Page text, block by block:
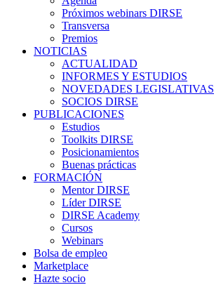
Próximos webinars DIRSE
Transversa
Premios
NOTICIAS
ACTUALIDAD
INFORMES Y ESTUDIOS
NOVEDADES LEGISLATIVAS
SOCIOS DIRSE
PUBLICACIONES
Estudios
Toolkits DIRSE
Posicionamientos
Buenas prácticas
FORMACIÓN
Mentor DIRSE
Líder DIRSE
DIRSE Academy
Cursos
Webinars
Bolsa de empleo
Marketplace
Hazte socio